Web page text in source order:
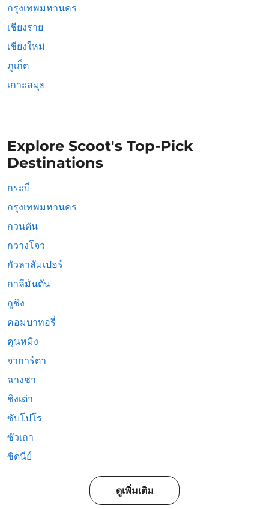
กรุงเทพมหานคร
เชียงราย
เชียงใหม่
ภูเก็ต
เกาะสมุย
Explore Scoot's Top-Pick
Destinations
กระบี่
กรุงเทพมหานคร
กวนตัน
กวางโจว
กัวลาลัมเปอร์
กาลีมันตัน
กูชิง
คอมบาทอรี่
คุนหมิง
จาการ์ตา
ฉางชา
ชิงเต่า
ซับโปโร
ซัวเถา
ซิดนีย์
ดูเพิ่มเติม